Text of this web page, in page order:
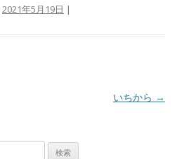
2021年5月19日 |
いちから →